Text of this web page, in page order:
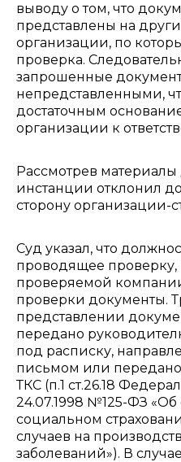
выводу о том, что
представлены на
организации, по
проверка.
запрошенные
непредставленными,
достаточным
организации к
Рассмотрев
инстанции отклонил
сторону организации-
Суд указал, что
проводящее проверку,
проверяемой
проверки документы.
представлении
передано
под расписку,
письмом или
ТКС (п.1 ст.26.18
24.07.1998 №125-ФЗ «Об
социальном
случаев на
заболеваний»). В